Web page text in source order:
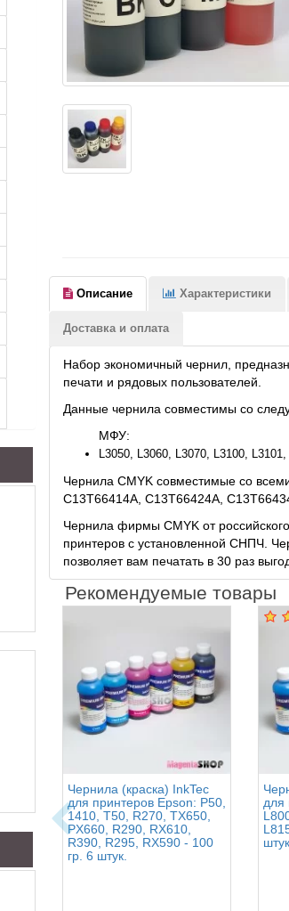
Описание Характеристики
Доставка и оплата
Набор экономичный чернил,
печати и рядовых пользователей.
Данные чернила совместимы со
МФУ:
L3050, L3060, L3070, L3100,
Чернила CMYK совместимые со
C13T66414A, C13T66424A,
Чернила фирмы CMYK от
принтеров с установленной СНПЧ.
позволяет вам печатать в 30 раз
Рекомендуемые товары
Чернила (краска) InkTec
для принтеров Epson: P50,
1410, T50, R270, TX650,
PX660, R290, RX610,
R390, R295, RX590 - 100
гр. 6 штук.
для
штук.